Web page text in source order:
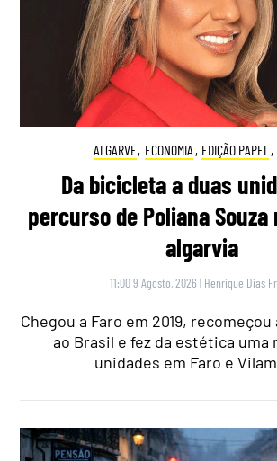
ALGARVE, ECONOMIA , EDIÇÃO PAPEL ,
Da bicicleta a duas
percurso de Poliana
algarvia
11:00 9 Agosto, 2026 | Henrique Dias
Chegou a Faro em 2019,
ao Brasil e fez da estética uma
unidades em Faro e